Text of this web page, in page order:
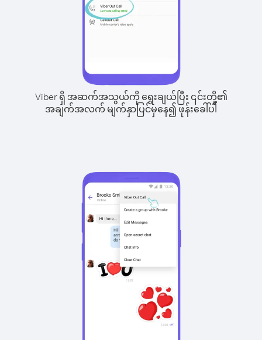
Viber ရှိ အဆက်အသွယ်ကို ရွေးချယ်ပြီး ၎င်းတို့၏
အချက်အလက် မျက်နှာပြင်မှနေ၍ ဖုန်းခေါ်ပါ